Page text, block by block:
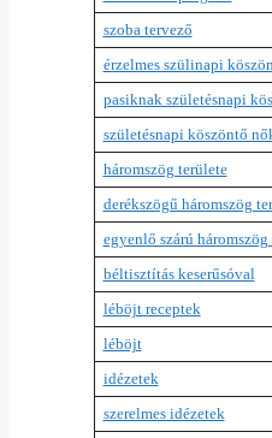
szoba tervező
érzelmes szülinapi
pasiknak születésnapi
születésnapi köszöntő
háromszög területe
derékszögű háromszög
egyenlő szárú
béltisztítás keserűsóval
léböjt receptek
léböjt
idézetek
szerelmes idézetek